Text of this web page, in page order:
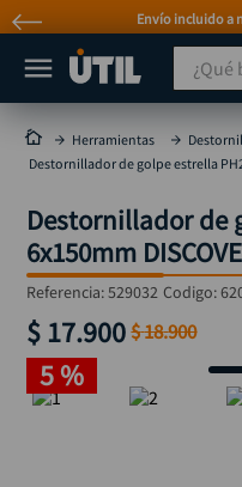
Envío incluido a
¿Qué
Herramientas
Destornillador de golpe estrella
Destornillador de
6x150mm
Referencia:529032 Codigo:
$ 17.900 $18.900
5 %
MÁS
taladro
taladros pulidoras
compresor
sierra circular
ruteadora
broca